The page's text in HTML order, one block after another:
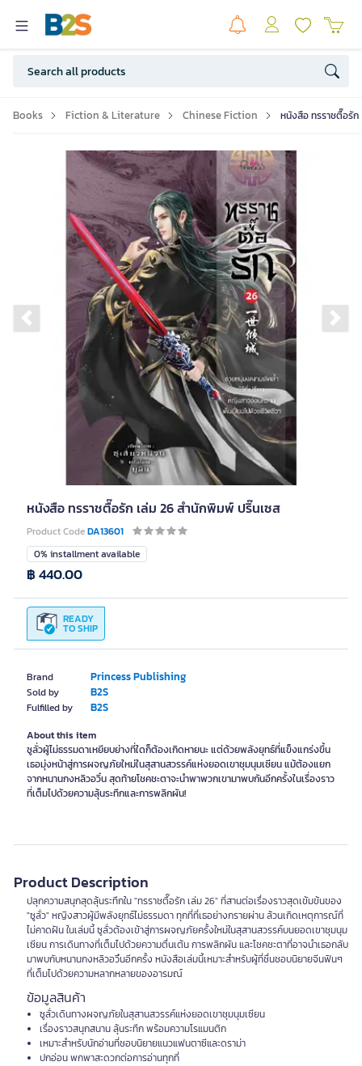
Books Fiction & Literature Chinese Fiction หนังสือ ทรราชตื๊อรั
Previous slide
หนังสือ ทรราชตื๊อรัก เล่ม 26 สำนักพิมพ์ ปริ๊นเซส
Product CodeDA13601
Brand Princess Publishing
Sold by B2S
Fulfilled by B2S
0% installment available
READY
TO SHIP
฿ 440.00
About this item
ซูลั่วผู้ไม่ธรรมดาเหยียบย่างที่ใดก็ต้องเกิดหายนะ แต่ด้วยพลังยุทธ์ที่แข็งแกร่งขึ้น
เธอมุ่งหน้าสู่การผจญภัยใหม่ในสุสานสวรรค์แห่งยอดเขาชุมนุมเซียน แม้ต้องแยก
จากหนานกงหลิวอวิ๋น สุดท้ายโชคชะตาจะนำพาพวกเขามาพบกันอีกครั้งในเรื่องราว
ที่เต็มไปด้วยความลุ้นระทึกและการพลิกผัน!
Product Description
ปลุกความสนุกสุดลุ้นระทึกใน "ทรราชตื๊อรัก เล่ม 26" ที่สานต่อเรื่องราวสุดเข้มข้นของ
"ซูลั่ว" หญิงสาวผู้มีพลังยุทธ์ไม่ธรรมดา ทุกที่ที่เธอย่างกรายผ่าน ล้วนเกิดเหตุการณ์ที่
ไม่คาดฝัน ในเล่มนี้ ซูลั่วต้องเข้าสู่การผจญภัยครั้งใหม่ในสุสานสวรรค์บนยอดเขาชุมนุม
เซียน การเดินทางที่เต็มไปด้วยความตื่นเต้น การพลิกผัน และโชคชะตาที่อาจนำเธอกลับ
มาพบกับหนานกงหลิวอวิ๋นอีกครั้ง หนังสือเล่มนี้เหมาะสำหรับผู้ที่ชื่นชอบนิยายจีนฟินๆ
ที่เต็มไปด้วยความหลากหลายของอารมณ์
ข้อมูลสินค้า
ซูลั่วเดินทางผจญภัยในสุสานสวรรค์แห่งยอดเขาชุมนุมเซียน
เรื่องราวสนุกสนาน ลุ้นระทึก พร้อมความโรแมนติก
เหมาะสำหรับนักอ่านที่ชอบนิยายแนวแฟนตาซีและดราม่า
ปกอ่อน พกพาสะดวกต่อการอ่านทุกที่